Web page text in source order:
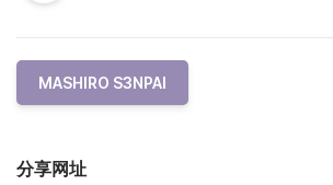
MASHIRO S3NPAI
分享网址